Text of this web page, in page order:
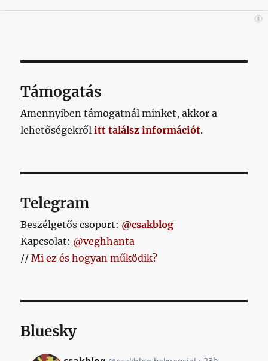
Támogatás
Amennyiben támogatnál minket, akkor a
lehetőségekrőlitt találsz információt.
Telegram
Beszélgetős csoport: @csakblog
Kapcsolat: @veghhanta
//Mi ez és hogyan működik?
Bluesky